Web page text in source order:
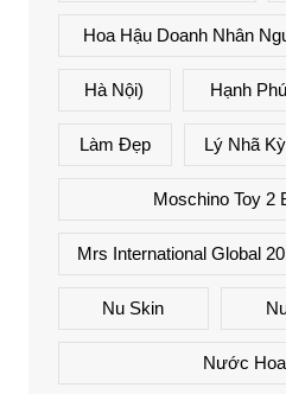
Hoa Hậu Doanh Nhân
Hà Nội) Hạnh
Làm Đẹp Lý Nhã Kỳ
Moschino Toy 2
Mrs International Global
Nu Skin
Nước